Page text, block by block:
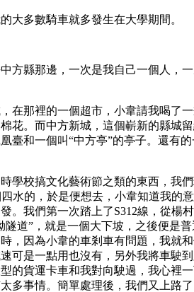
大多數騎車就多發生在大學期間。
方縣那邊，一次是我自己一個人，
在那裡的一個超市，小韋請我喝
花。而中方新城，這個嶄新的縣城
臺和一個叫“中方亭”的亭子。還有
校搞文化藝術節之類的東西，我
水的，於是便想去，小韋知道我
我們第一次踏上了S312線，從
道”，就是一個大下坡，之後便是
，因為小韋的車剎車有問題，我就
可是一點用也沒有，另外我將車駛
的貨運卡車和我對向駛過，我心裡
多事情。簡單處理後，我們又上路